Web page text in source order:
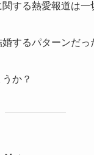
する熱愛報道は一
するパターンだ
か？